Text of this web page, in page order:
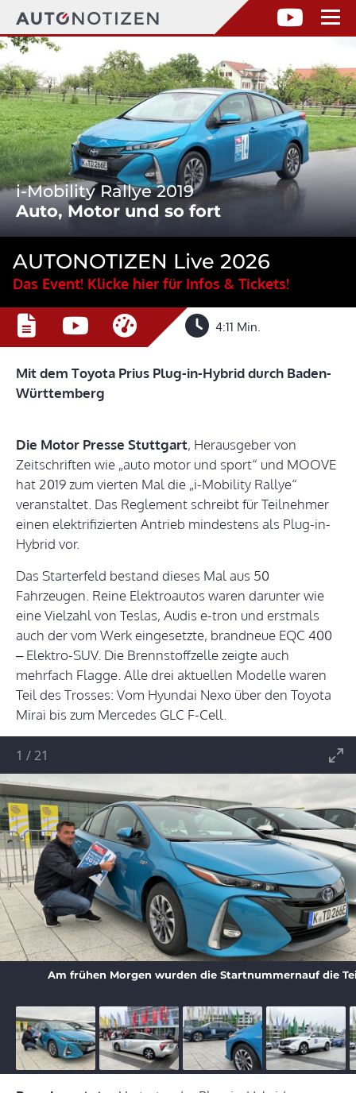
i-Mobility Rallye 2019
Auto, Motor und so fort
AUTONOTIZEN Live 2026
Das Event! Klicke hier für Infos & Tickets!
4:11 Min.
Mit dem Toyota Prius Plug-in-Hybrid durch Baden-
Württemberg
Die Motor Presse Stuttgart, Herausgeber von
Zeitschriften wie „auto motor und sport“ und MOOVE
hat 2019 zum vierten Mal die „i-Mobility Rallye“
veranstaltet. Das Reglement schreibt für Teilnehmer
einen elektrifizierten Antrieb mindestens als Plug-in-
Hybrid vor.
Das Starterfeld bestand dieses Mal aus 50
Fahrzeugen. Reine Elektroautos waren darunter wie
eine Vielzahl von Teslas, Audis e-tron und erstmals
auch der vom Werk eingesetzte, brandneue EQC 400
– Elektro-SUV. Die Brennstoffzelle zeigte auch
mehrfach Flagge. Alle drei aktuellen Modelle waren
Teil des Trosses: Vom Hyundai Nexo über den Toyota
Mirai bis zum Mercedes GLC F-Cell.
Am frühen Morgen wurden die Startnummernauf die
1 /21